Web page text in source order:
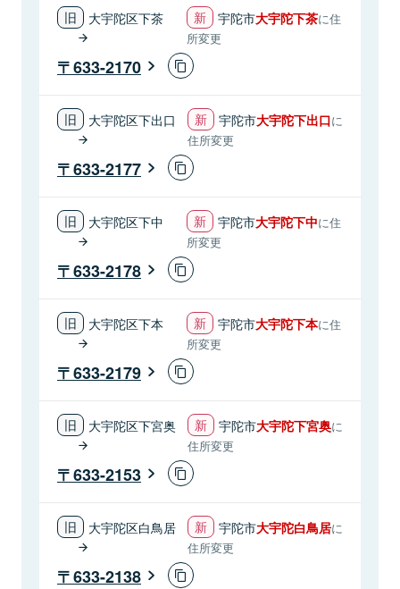
大宇陀区下茶 宇陀市大宇陀下茶に住
所変更
633-2170
大宇陀区下出口 宇陀市大宇陀下出口に
住所変更
633-2177
大宇陀区下中 宇陀市大宇陀下中に住
所変更
633-2178
大宇陀区下本 宇陀市大宇陀下本に住
所変更
633-2179
大宇陀区下宮奥 宇陀市大宇陀下宮奥に
住所変更
633-2153
大宇陀区白鳥居 宇陀市大宇陀白鳥居に
住所変更
633-2138